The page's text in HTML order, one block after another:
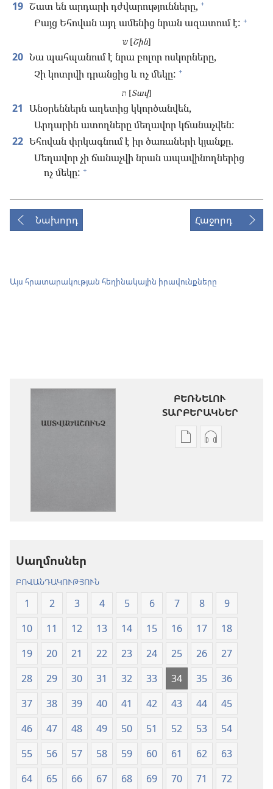
19 Շատ են արդարի դժվարությունները, +
Բայց Եհովան այդ ամենից նրան ազատում է: +
ש [Շին]
20 Նա պահպանում է նրա բոլոր ոսկորները,
Չի կոտրվի դրանցից և ոչ մեկը: +
ת [Տավ]
21 Անօրեններն աղետից կկործանվեն,
Արդարին ատողները մեղավոր կճանաչվեն:
22 Եհովան փրկագնում է իր ծառաների կյանքը.
Մեղավոր չի ճանաչվի նրան ապավինողներից
ոչ մեկը: +
Նախորդ Հաջորդ
Այս հրատարակության հեղինակային իրավունքները
ԲԵՌՆԵԼՈՒ
ՏԱՐԲԵՐԱԿՆԵՐ
Թվային
Սաղմոսներ
ԲՈՎԱՆԴԱԿՈՒԹՅՈՒՆ
1 2 3 4 5 6 7 8
9
10
11 12 13 14 15 16 17
18
19
20 21 22 23 24 25 26
27
28
29 30 31 32 33 34 35
36
37
38 39 40 41 42 43 44
45
46
47 48 49 50 51 52 53
54
55
56 57 58 59 60 61 62
63
64
65 66 67 68 69 70 71
72